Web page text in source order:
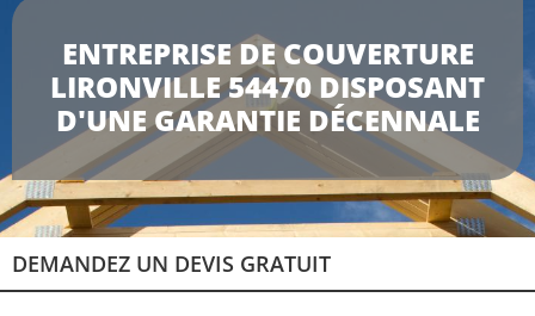
ENTREPRISE DE COUVERTURE
LIRONVILLE 54470 DISPOSANT
D'UNE GARANTIE DÉCENNALE
DEMANDEZ UN DEVIS GRATUIT